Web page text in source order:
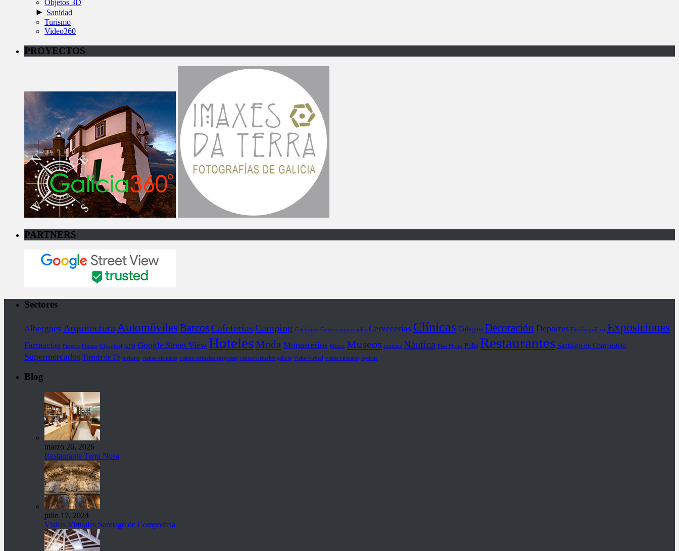
Objetos 3D
► Sanidad
Turismo
Video360
PROYECTOS
PARTNERS
Sectores
Albergues Arquitectura Automóviles BarcosCafeterías Camping Catedrales Centros comerciales Cervecerías Clínicas Colegios Decoración Deportes Diseño gráfico Exposiciones
Farmacias Fisterra Fitness Gigapixel GIM Google Street View HotelesModa Monasterios Motos Museos noticias Náutica Piso Piloto Pubs Restaurantes Santiago de Compostela
Supermercados Tienda de Té turismo visitas virtuales visitas virtuales empresas visitas virtuales galicia Visita Virtual vistas virtuales ópticas
Blog
marzo 26, 2026
Restaurante Terra Nosa
julio 17, 2024
Visitas Virtuales Santiago de Compostela